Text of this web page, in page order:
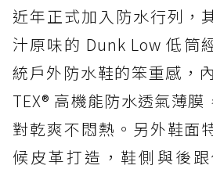
近年正式加入防水行列，
汁原味的 Dunk Low 低筒
統戶外防水鞋的笨重感，
TEX® 高機能防水透氣薄膜
對乾爽不悶熱。另外鞋面
候皮革打造，鞋側與後跟